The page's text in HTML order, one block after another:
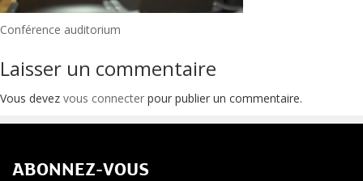
Navigation
de
l’article
Conférence auditorium
Laisser un commentaire
Vous devez vous connecter pour publier un commentaire.
ABONNEZ-VOUS